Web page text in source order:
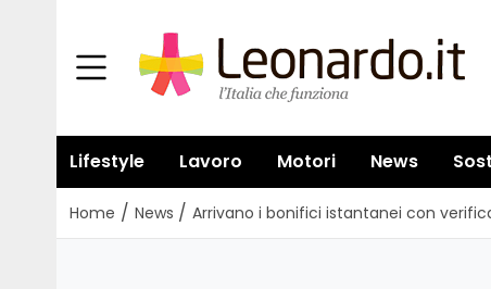
Lifestyle Lavoro Motori News
Home / News / Arrivano i bonifici istantanei con